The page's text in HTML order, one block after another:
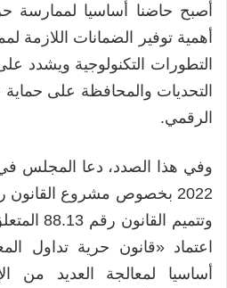
أصبح حاضنا أساسيا لممارسة
أهمية توفير الضمانات
التطورات التكنولوجية ويشدد
التحديات والمحافظة على
الرقمي.
وفي هذا الصدد، دعا المجلس
وتتميم
اعتماد «قانون حرية تداول
أساسيا لمعالجة العديد من